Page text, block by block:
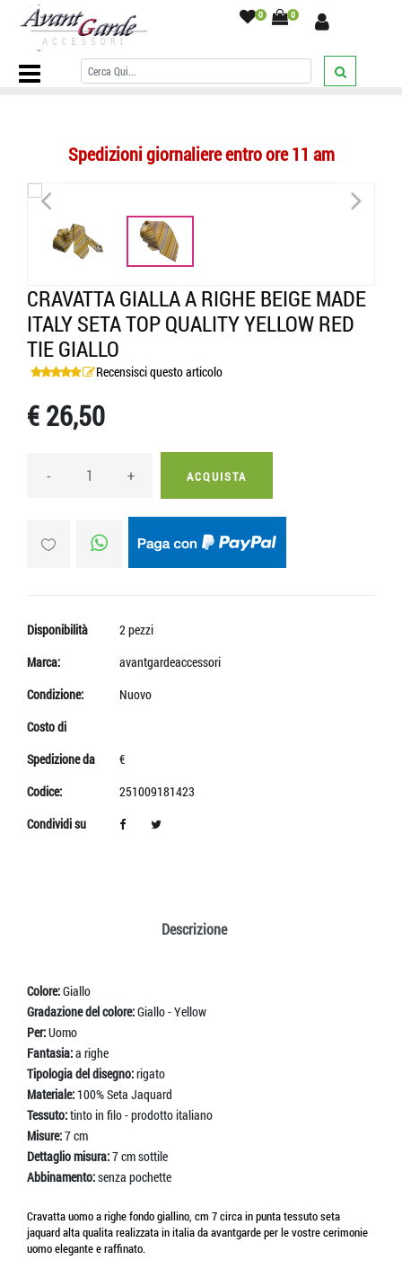
0 0
Home Page/CRAVATTE/A righe/Cravatta gialla a righe beige made
italy seta top quality yellow red tie giallo
Spedizioni giornaliere entro ore 11 am
< >
CRAVATTA GIALLA A RIGHE BEIGE MADE
ITALY SETA TOP QUALITY YELLOW RED
TIE GIALLO
Recensisci questo articolo
€ 26,50
- + ACQUISTA
Disponibilità
2 pezzi
Marca:
avantgardeaccessori
Condizione:
Nuovo
Costo di
Spedizione da
€
Codice:
251009181423
Condividi su
Descrizione
Colore:Giallo
Gradazione del colore:Giallo - Yellow
Per:Uomo
Fantasia:a righe
Tipologia del disegno:rigato
Materiale: 100% Seta Jaquard
Tessuto:tinto in filo - prodotto italiano
Misure:7 cm
Dettaglio misura:7 cm sottile
Abbinamento:senza pochette
Cravatta uomo a righe fondo giallino, cm 7 circa in punta tessuto seta
jaquard alta qualita realizzata in italia da avantgarde per le vostre cerimonie
uomo elegante e raffinato.